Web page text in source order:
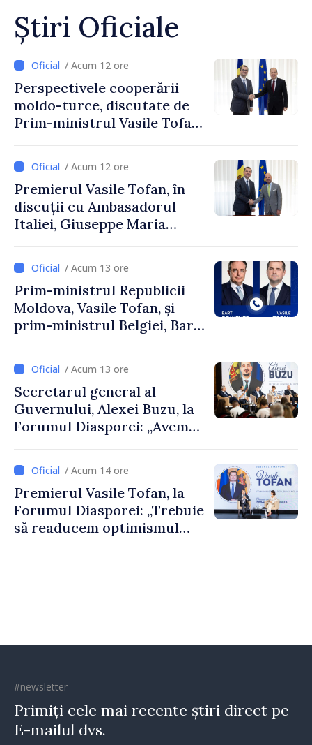
Știri Oficiale
/ Acum 12 ore
Perspectivele cooperării
moldo-turce, discutate de
Prim-ministrul Vasile Tofan
Uygar Mustafa Sertel
/ Acum 12 ore
Premierul Vasile Tofan, în
discuții cu Ambasadorul
Italiei, Giuseppe Maria
/ Acum 13 ore
Prim-ministrul Republicii
Moldova, Vasile Tofan, și
prim-ministrul Belgiei, Bart
despre parcursul european
al Republicii Moldova.
/ Acum 13 ore
Secretarul general al
Guvernului, Alexei Buzu, la
Forumul Diasporei: „Avem
dumneavoastră pentru a
construi comunități mai
puternice”
/ Acum 14 ore
Premierul Vasile Tofan, la
Forumul Diasporei: „Trebuie
să readucem optimismul
#newsletter
Primiți cele mai recente știri direct pe
E-mailul dvs.